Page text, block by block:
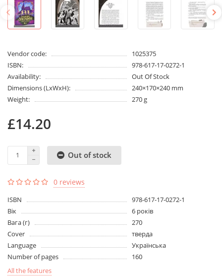
Vendor code:
1025375
ISBN:
978-617-17-0272-1
Availability:
Out Of Stock
Dimensions (LxWxH):
240×170×240 mm
Weight:
270 g
£14.20
Out of stock
0 reviews
ISBN
978-617-17-0272-1
Вік
6 років
Вага (г)
270
Cover
тверда
Language
Українська
Number of pages
160
All the features